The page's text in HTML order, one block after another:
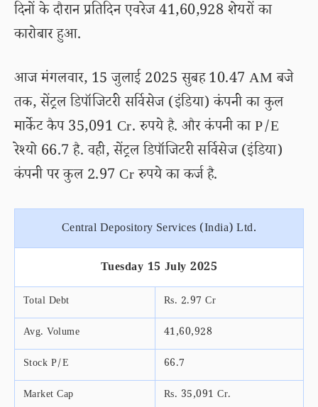
दिनों के दौरान प्रतिदिन एवरेज 41,60,928 शेयरों का
कारोबार हुआ.
आज मंगलवार, 15 जुलाई 2025 सुबह 10.47 AM बजे
तक, सेंट्रल डिपॉजिटरी सर्विसेज (इंडिया) कंपनी का कुल
मार्केट कैप 35,091 Cr. रुपये है. और कंपनी का P/E
रेश्यो 66.7 है. वही, सेंट्रल डिपॉजिटरी सर्विसेज (इंडिया)
कंपनी पर कुल 2.97 Cr रुपये का कर्ज है.
Central Depository Services (India) Ltd.
Tuesday 15 July 2025
Total Debt
Rs. 2.97 Cr
Avg. Volume
41,60,928
Stock P/E
66.7
Market Cap
Rs. 35,091 Cr.